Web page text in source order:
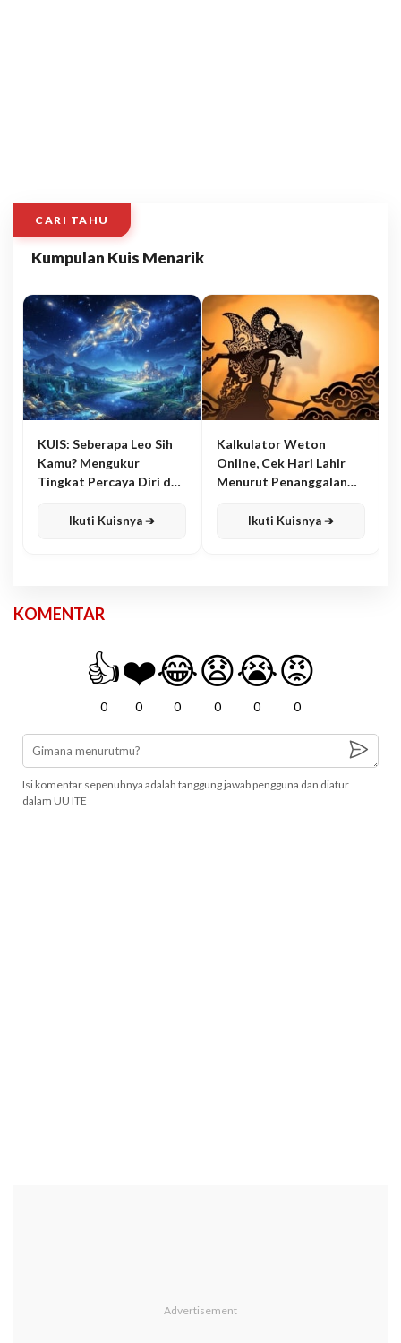
CARI TAHU
Kumpulan Kuis Menarik
KUIS: Seberapa Leo Sih
Kamu? Mengukur
Tingkat Percaya Diri dan
Ikuti Kuisnya ➔
Kalkulator Weton
Online, Cek Hari Lahir
Menurut Penanggalan
Ikuti Kuisnya ➔
KOMENTAR
👍
0
❤️
0
😂
0
😧
0
😭
0
😡
0
Isi komentar sepenuhnya adalah tanggung jawab pengguna dan diatur
dalam UU ITE